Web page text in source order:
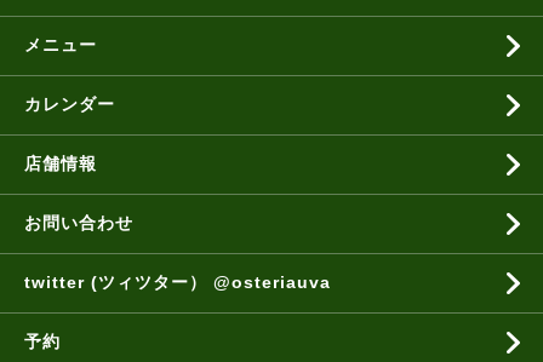
メニュー
カレンダー
店舗情報
お問い合わせ
twitter (ツィツター） @osteriauva
予約